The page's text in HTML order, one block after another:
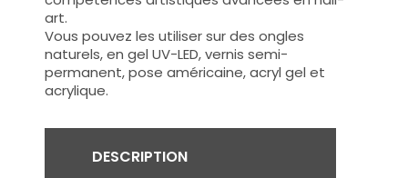
art.
Vous pouvez les utiliser sur des ongles
naturels, en gel UV-LED, vernis semi-
permanent, pose américaine, acryl gel et
acrylique.
DESCRIPTION